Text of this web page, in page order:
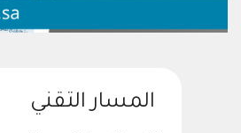
المسار التقني